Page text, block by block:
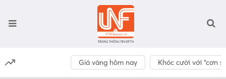
Giá vàng hôm nay Khóc cười với “cơn